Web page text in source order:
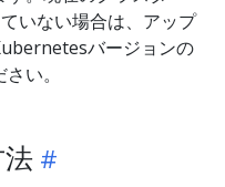
いない場合は、アップ
バージョンの
い。